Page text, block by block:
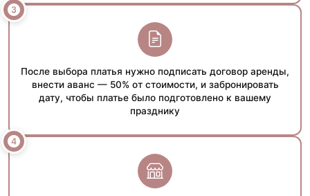
После выбора платья нужно подписать договор аренды,
внести аванс — 50% от стоимости, и забронировать
дату, чтобы платье было подготовлено к вашему
празднику